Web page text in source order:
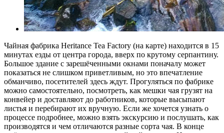
Чайная фабрика Heritance Tea Factory (на карте) находится в 15
минутах езды от центра города, вверх по крутому серпантину.
Большое здание с зарешёченными окнами поначалу может
показаться не слишком приветливым, но это впечатление
обманчиво, посетителей здесь ждут. Прогуляться по фабрике
можно самостоятельно, посмотреть, как мешки чая грузят на
конвейер и доставляют до работников, которые высыпают
листья и перебирают их вручную. Если же хочется узнать о
процессе подробнее, можно взять экскурсию и послушать, как
производятся и чем отличаются разные сорта чая. В конце